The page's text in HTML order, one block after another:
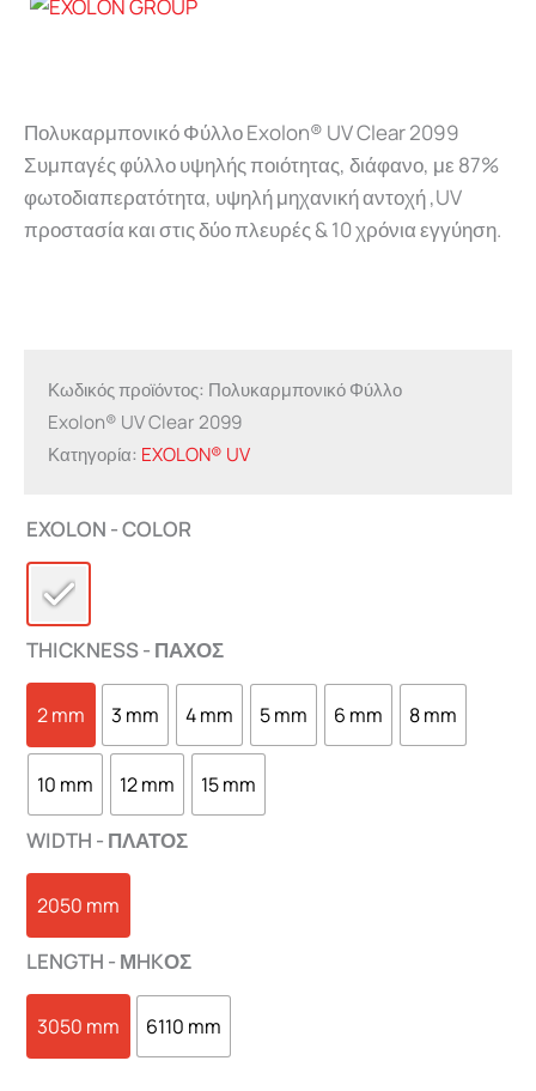
Πολυκαρμπονικό Φύλλο Exolon® UV Clear 2099
Συμπαγές φύλλο υψηλής ποιότητας, διάφανο, με 87%
φωτοδιαπερατότητα, υψηλή μηχανική αντοχή ,UV
προστασία και στις δύο πλευρές & 10 χρόνια εγγύηση.
Κωδικός προϊόντος: Πολυκαρμπονικό Φύλλο
Exolon® UV Clear 2099
Κατηγορία: EXOLON® UV
EXOLON - COLOR
THICKNESS - ΠΑΧΟΣ
2 mm 3 mm 4 mm 5 mm 6 mm 8 mm
10 mm 12 mm 15 mm
WIDTH - ΠΛΑΤΟΣ
2050 mm
LENGTH - ΜHKΟΣ
3050 mm 6110 mm